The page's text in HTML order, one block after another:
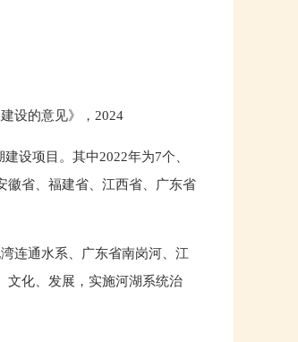
设的意见》，2024
设项目。其中2022年为7个、
徽省、福建省、江西省、广东省
连通水系、广东省南岗河、江
文化、发展，实施河湖系统治